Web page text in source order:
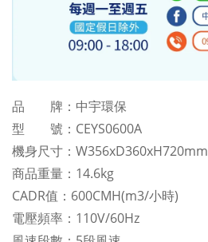
品 牌：中宇環保
型 號：CEYS0600A
機身尺寸：W356xD360xH720mm
商品重量：14.6kg
CADR值：600CMH(m3/小時)
電壓頻率：110V/60Hz